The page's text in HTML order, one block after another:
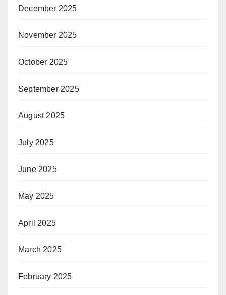
December 2025
November 2025
October 2025
September 2025
August 2025
July 2025
June 2025
May 2025
April 2025
March 2025
February 2025